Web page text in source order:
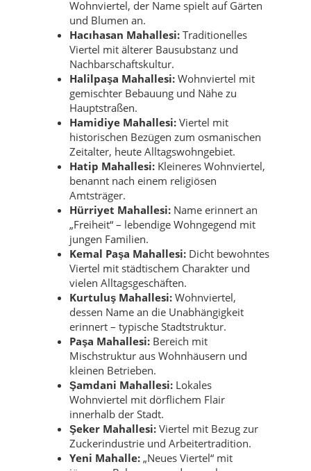
Wohnviertel, der Name spielt auf Gärten
und Blumen an.
Hacıhasan Mahallesi: Traditionelles
Viertel mit älterer Bausubstanz und
Nachbarschaftskultur.
Halilpaşa Mahallesi: Wohnviertel mit
gemischter Bebauung und Nähe zu
Hauptstraßen.
Hamidiye Mahallesi: Viertel mit
historischen Bezügen zum osmanischen
Zeitalter, heute Alltagswohngebiet.
Hatip Mahallesi: Kleineres Wohnviertel,
benannt nach einem religiösen
Amtsträger.
Hürriyet Mahallesi: Name erinnert an
„Freiheit“ – lebendige Wohngegend mit
jungen Familien.
Kemal Paşa Mahallesi: Dicht bewohntes
Viertel mit städtischem Charakter und
vielen Alltagsgeschäften.
Kurtuluş Mahallesi: Wohnviertel,
dessen Name an die Unabhängigkeit
erinnert – typische Stadtstruktur.
Paşa Mahallesi: Bereich mit
Mischstruktur aus Wohnhäusern und
kleinen Betrieben.
Şamdani Mahallesi: Lokales
Wohnviertel mit dörflichem Flair
innerhalb der Stadt.
Şeker Mahallesi: Viertel mit Bezug zur
Zuckerindustrie und Arbeitertradition.
Yeni Mahalle: „Neues Viertel“ mit